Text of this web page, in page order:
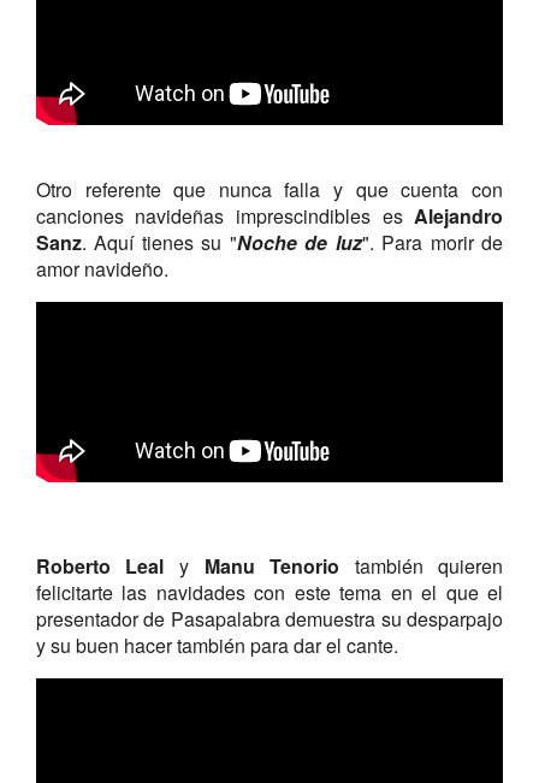
Otro referente que nunca falla y que cuenta con
canciones navideñas imprescindibles esAlejandro
Sanz. Aquí tienes su "Noche de luz". Para morir de
amor navideño.
Roberto Leal y Manu Tenorio también quieren
felicitarte las navidades con este tema en el que el
presentador de Pasapalabra demuestra su desparpajo
y su buen hacer también para dar el cante.